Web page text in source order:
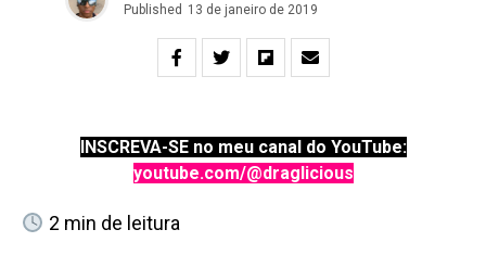
Published 13 de janeiro de 2019
INSCREVA-SE no meu canal do YouTube:
youtube.com/@draglicious
2 min de leitura